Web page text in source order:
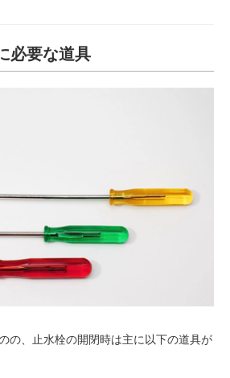
必要な道具
の、止水栓の開閉時は主に以下の道具が